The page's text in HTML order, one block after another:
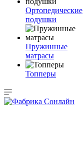
Ортопедические
подушки
Пружинные
матрасы
Топперы